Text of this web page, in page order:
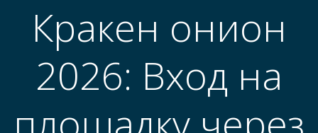
Кракен онион
2026: Вход на